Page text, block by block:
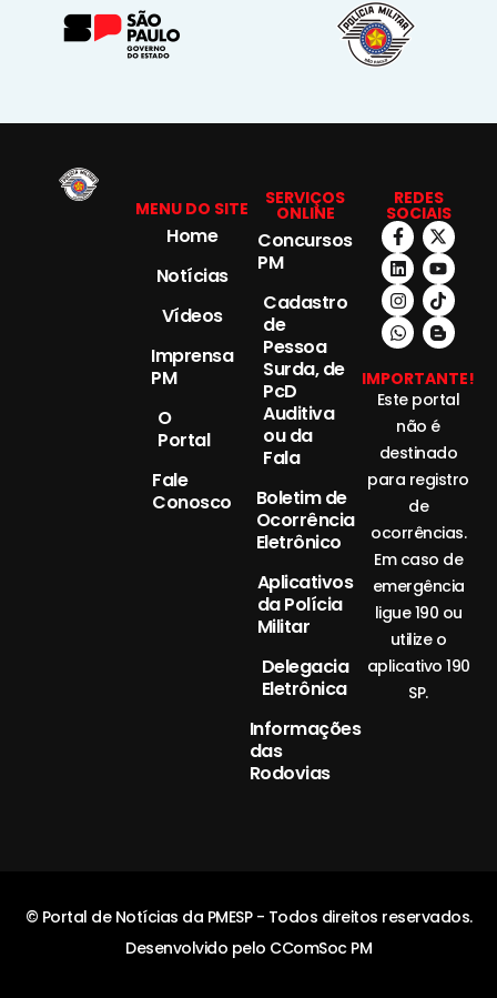
MENU DO SITE
Home
Notícias
Vídeos
Imprensa
PM
O
Portal
Fale
Conosco
SERVIÇOS
ONLINE
Concursos
PM
Cadastro
de
Pessoa
Surda, de
PcD
Auditiva
ou da
Fala
Boletim de
Ocorrência
Eletrônico
Aplicativos
da Polícia
Militar
Delegacia
Eletrônica
Informações
das
Rodovias
REDES
SOCIAIS
IMPORTANTE!
Este portal
não é
destinado
para registro
de
ocorrências.
Em caso de
emergência
ligue 190 ou
utilize o
aplicativo 190
SP.
© Portal de Notícias da PMESP - Todos direitos reservados.
Desenvolvido pelo CComSoc PM